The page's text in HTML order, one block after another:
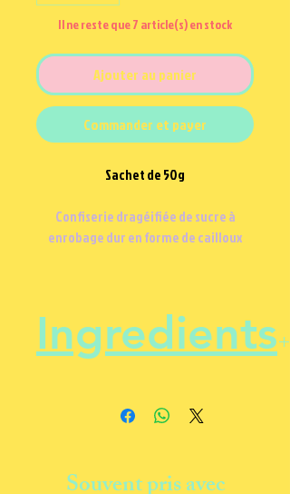
Il ne reste que 7 article(s) en stock
Ajouter au panier
Commander et payer
Sachet de 50g
Confiserie dragéifiée de sucre à
enrobage dur en forme de cailloux
Ingredients
citrique, amidon de riz et autres
d'enrobage : E414, E901, E904.